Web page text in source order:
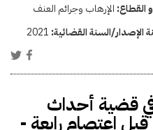
القطاع: الإرهاب وجرائم العنف
الإصدار/السنة القضائية: 2021
في قضية أحداث
المنصة لعام 2013 قبل اعتصام رابعة -